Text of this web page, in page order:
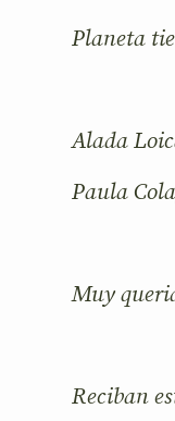
Planeta
Alada
Paula
Muy
Reciban